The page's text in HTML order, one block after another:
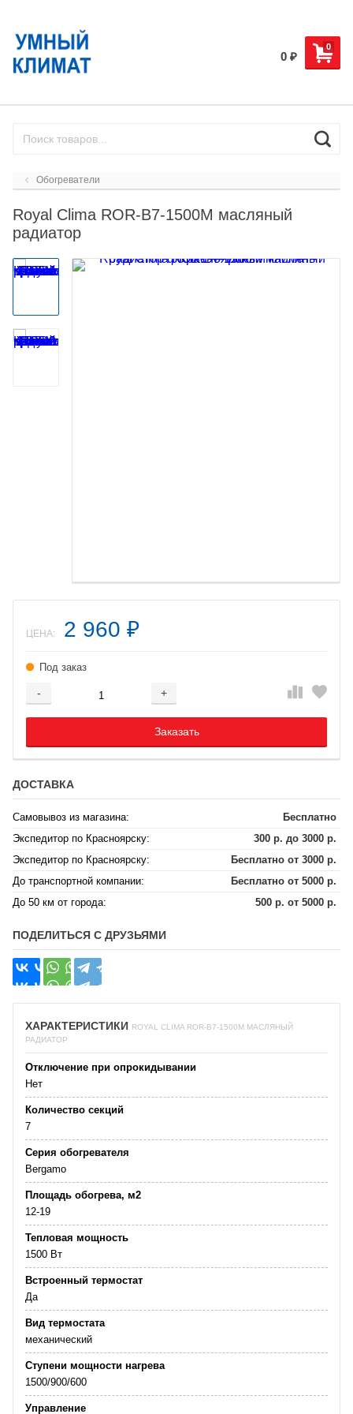
0
0 ₽
Обогреватели
Royal Clima ROR-B7-1500M масляный
радиатор
ЦЕНА: 2 960 ₽
Под заказ
- +
Добавляется...
Заказать
Добавлен
ДОСТАВКА
Самовывоз из магазина:
Бесплатно
Экспедитор по Красноярску:
300 р. до 3000 р.
Экспедитор по Красноярску:
Бесплатно от 3000 р.
До транспортной компании:
Бесплатно от 5000 р.
До 50 км от города:
500 р. от 5000 р.
ПОДЕЛИТЬСЯ С ДРУЗЬЯМИ
ХАРАКТЕРИСТИКИ ROYAL CLIMA ROR-B7-1500M МАСЛЯНЫЙ
РАДИАТОР
Отключение при опрокидывании
Нет
Количество секций
7
Серия обогревателя
Bergamo
Площадь обогрева, м2
12-19
Тепловая мощность
1500 Вт
Встроенный термостат
Да
Вид термостата
механический
Ступени мощности нагрева
1500/900/600
Управление